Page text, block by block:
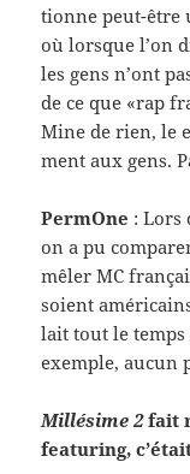
tionne peut-​être
où lorsque l’on
les gens n’ont
de ce que «rap
Mine de rien, le
ment aux gens.
Per­mOne : Lors
on a pu
mêler MC
soient
lait tout le temps
exem­ple, aucun
Mil­lésime 2fait
fea­tur­ing,